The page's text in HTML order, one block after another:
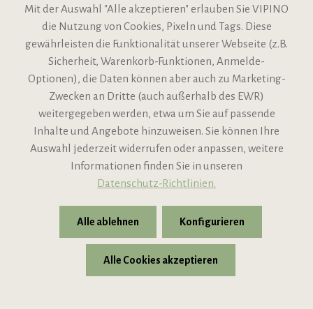
Sofort verfügbar
58,80 € 42,95 €
Inhalt: 4.5L (9,54 € / 1L)
In den Warenkorb
von Michael Liebert 99 Punkte
Mit der Auswahl "Alle akzeptieren" erlauben Sie VIPINO
die Nutzung von Cookies, Pixeln und Tags. Diese
gewährleisten die Funktionalität unserer Webseite (z.B.
Sicherheit, Warenkorb-Funktionen, Anmelde-
Optionen), die Daten können aber auch zu Marketing-
Zwecken an Dritte (auch außerhalb des EWR)
weitergegeben werden, etwa um Sie auf passende
Inhalte und Angebote hinzuweisen. Sie können Ihre
Auswahl jederzeit widerrufen oder anpassen, weitere
Informationen finden Sie in unseren
Datenschutz-Richtlinien.
Alle ablehnen Konfigurieren
Alle Cookies akzeptieren